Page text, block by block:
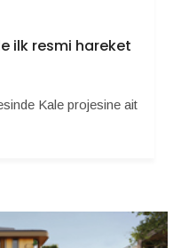
ilk resmi hareket
Kale projesine ait